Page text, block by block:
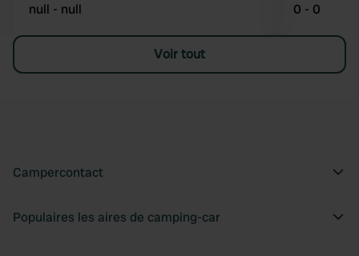
null - null 0 - 0
Voir tout
Campercontact
Populaires les aires de camping-car